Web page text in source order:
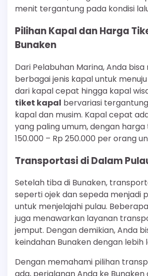
menit tergantung pada kondisi
Pilihan Kapal dan Harga
Bunaken
Dari Pelabuhan Marina, Anda bisa
berbagai jenis kapal untuk
dari kapal cepat hingga kapal
tiket kapal bervariasi
kapal dan musim. Kapal cepat
yang paling umum, dengan
150.000 – Rp 250.000 per orang
Transportasi di Dalam
Setelah tiba di Bunaken,
seperti ojek dan sepeda menjadi
untuk menjelajahi pulau.
juga menawarkan layanan
jemput. Dengan demikian, Anda
keindahan Bunaken dengan lebih
Dengan memahami pilihan